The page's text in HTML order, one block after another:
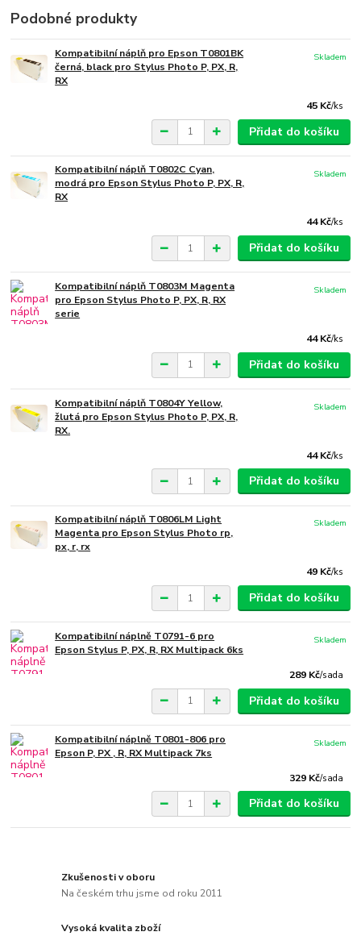
Podobné produkty
Kompatibilní náplň pro Epson T0801BK
černá, black pro Stylus Photo P, PX, R,
RX
45 Kč/ks
Skladem
Přidat do košíku
Kompatibilní náplň T0802C Cyan,
modrá pro Epson Stylus Photo P, PX, R,
RX
44 Kč/ks
Skladem
Přidat do košíku
Kompatibilní náplň T0803M Magenta
pro Epson Stylus Photo P, PX, R, RX
serie
44 Kč/ks
Skladem
Přidat do košíku
Kompatibilní náplň T0804Y Yellow,
žlutá pro Epson Stylus Photo P, PX, R,
RX.
44 Kč/ks
Skladem
Přidat do košíku
Kompatibilní náplň T0806LM Light
Magenta pro Epson Stylus Photo rp,
px, r, rx
49 Kč/ks
Skladem
Přidat do košíku
Kompatibilní náplně T0791-6 pro
Epson Stylus P, PX, R, RX Multipack 6ks
289 Kč/sada
Skladem
Přidat do košíku
Kompatibilní náplně T0801-806 pro
Epson P, PX , R, RX Multipack 7ks
329 Kč/sada
Skladem
Přidat do košíku
Zkušenosti v oboru
Na českém trhu jsme od roku 2011
Vysoká kvalita zboží